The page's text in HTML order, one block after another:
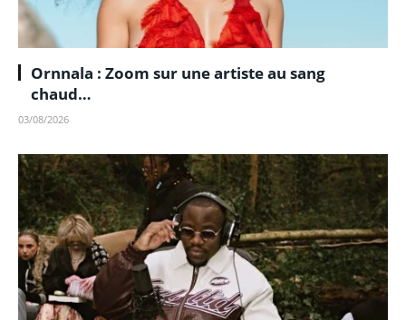
Ornnala : Zoom sur une artiste au sang
chaud…
03/08/2026